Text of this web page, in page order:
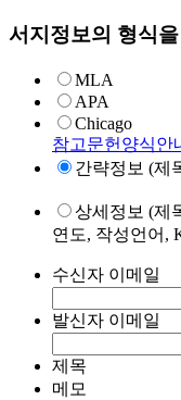
서지정보의 형식
MLA
APA
Chicago
참고문헌양식안
간략정보 (제
상세정보 (제
연도, 작성언어,
수신자 이메일
발신자 이메일
제목
메모